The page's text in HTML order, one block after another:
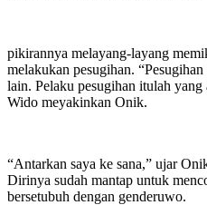
pikirannya melayang-layang
melakukan pesugihan.
lain. Pelaku pesugihan itulah
Wido meyakinkan Onik.
“Antarkan saya ke sana,” ujar
Dirinya sudah mantap untuk
bersetubuh dengan genderuwo.